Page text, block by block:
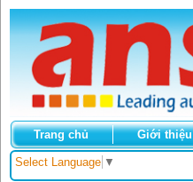
Trang chủ Giới thiệu
Select Language ▼